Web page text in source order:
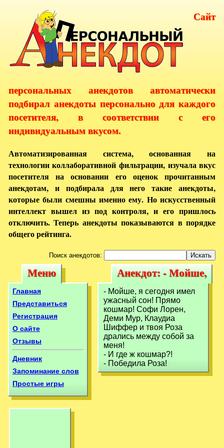
Сайт
персональных анекдотов автоматически
подбирал анекдоты персонально для каждого
посетителя, в соответствии с его
индивидуальным вкусом.
Автоматизированная система, основанная на
технологии коллаборативной фильтрации, изучала вкус
посетителя на основании его оценок прочитанным
анекдотам, и подбирала для него такие анекдоты,
которые были смешны именно ему. Но искусственный
интеллект вышел из под контроля, и его пришлось
отключить. Теперь анекдоты показываются в порядке
общего рейтинга.
Поиск анекдотов:
Меню
Меню
Главная
Представиться
Регистрация
О сайте
Отзывы
Дневник
Запоминание слов
Простые игры
Анекдот: -
Мойше, я сегодня
имел ужасный
Анекдот: - Мойше,
я сегодня имел
ужасный
- Мойше, я сегодня имел
ужасный сон! Прямо
кошмар! Софи Лорен,
Деми Мур, Клаудиа
Шиффер и твоя Роза
дрались между собой за
меня!
- И где ж кошмар?!
- Победила Роза!